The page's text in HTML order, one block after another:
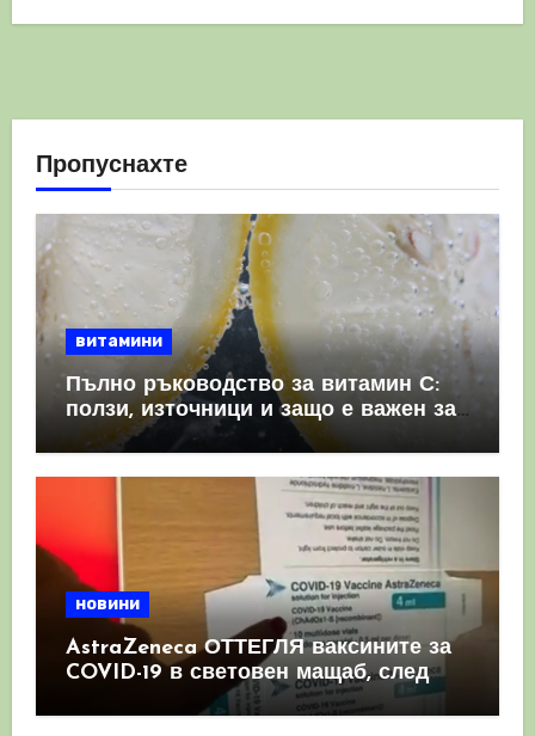
Пропуснахте
витамини
Пълно ръководство за витамин С:
ползи, източници и защо е важен за
имунната система
новини
AstraZeneca ОТТЕГЛЯ ваксините за
COVID-19 в световен мащаб, след
като призна, че те причиняват
КРЪВНИ съсиреци